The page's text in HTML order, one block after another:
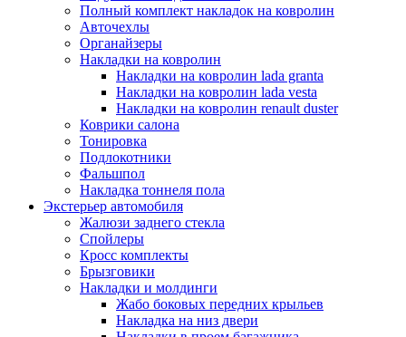
Полный комплект накладок на ковролин
Авточехлы
Органайзеры
Накладки на ковролин
Накладки на ковролин lada granta
Накладки на ковролин lada vesta
Накладки на ковролин renault duster
Коврики салона
Тонировка
Подлокотники
Фальшпол
Накладка тоннеля пола
Экстерьер автомобиля
Жалюзи заднего стекла
Спойлеры
Кросс комплекты
Брызговики
Накладки и молдинги
Жабо боковых передних крыльев
Накладка на низ двери